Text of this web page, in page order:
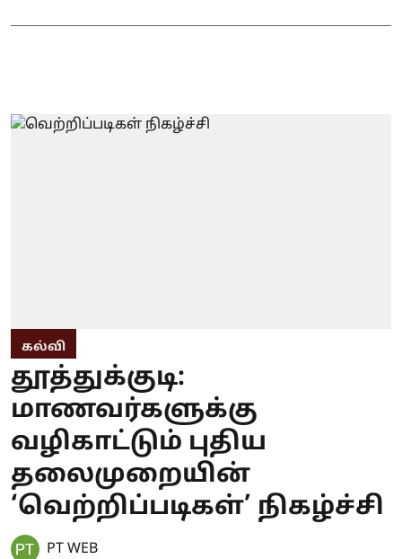
கல்வி
தூத்துக்குடி:
மாணவர்களுக்கு
வழிகாட்டும் புதிய
தலைமுறையின்
‘வெற்றிப்படிகள்’ நிகழ்ச்சி
PT WEB